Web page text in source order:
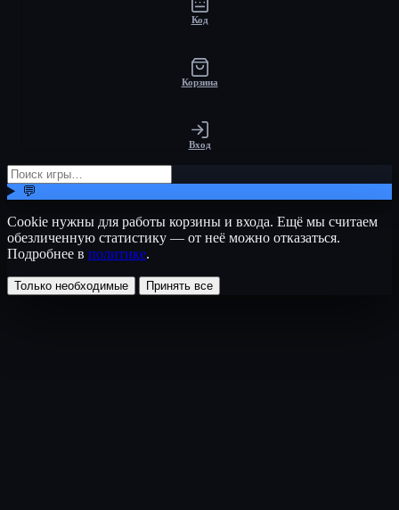
Код
Корзина
Вход
💬
Cookie нужны для работы корзины и входа. Ещё мы считаем
обезличенную статистику — от неё можно отказаться.
Подробнее в политике.
Только необходимые Принять все